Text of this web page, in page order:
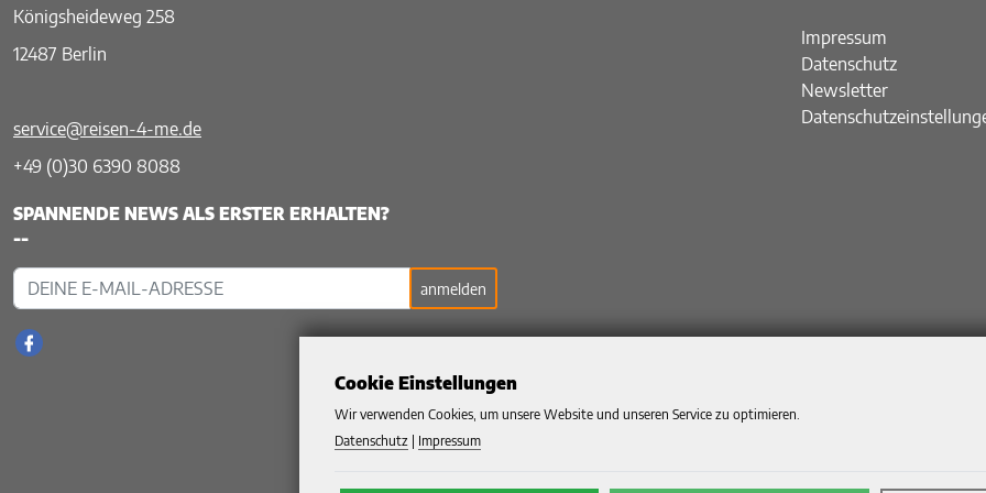
Königsheideweg 258
12487 Berlin
service@reisen-4-me.de
+49 (0)30 6390 8088
Impressum
Datenschutz
Newsletter
SPANNENDE NEWS ALS ERSTER ERHALTEN?
--
anmelden
Cookie Einstellungen
Wir verwenden Cookies, um unsere Website und unseren Service zu optimieren.
Datenschutz
Impressum